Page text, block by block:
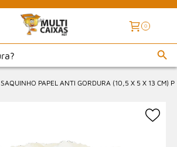
0
SAQUINHO PAPEL ANTI GORDURA (10,5 X 5 X 13 CM)